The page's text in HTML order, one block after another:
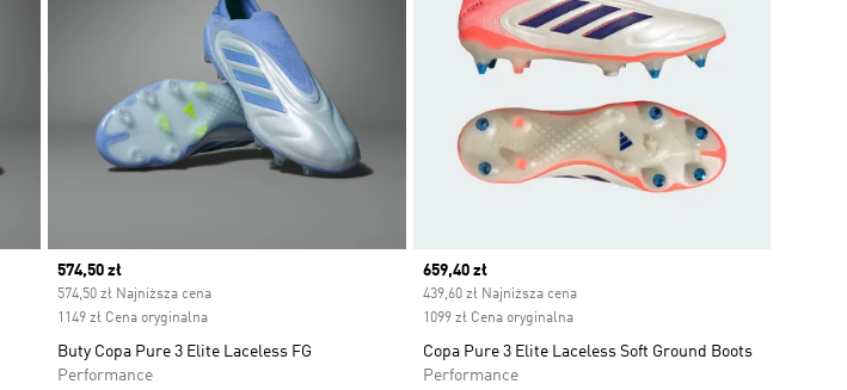
Current price
574,50 zł
574,50 zł Najniższa cena
1149 zł Cena oryginalna
Buty Copa Pure 3 Elite Laceless FG
Performance
Current price
659,40 zł
439,60 zł Najniższa cena
1099 zł Cena oryginalna
Copa Pure 3 Elite Laceless Soft Ground Boots
Performance